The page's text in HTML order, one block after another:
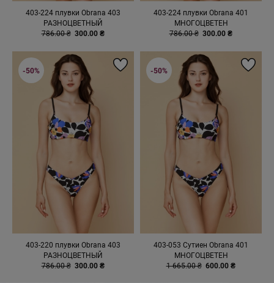
403-224 плувки Obrana 403
РАЗНОЦВЕТНЫЙ
786.00 ₴ 300.00 ₴
403-224 плувки Obrana 401
МНОГОЦВЕТЕН
786.00 ₴ 300.00 ₴
403-220 плувки Obrana 403
РАЗНОЦВЕТНЫЙ
786.00 ₴ 300.00 ₴
-50%
403-053 Сутиен Obrana 401
МНОГОЦВЕТЕН
1 665.00 ₴ 600.00 ₴
-50%